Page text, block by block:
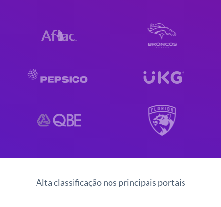
Alta classificação nos principais portais